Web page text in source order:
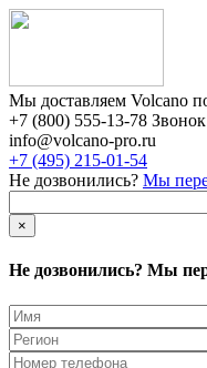
Мы доставляем Volcano
+7 (800) 555-13-78
info@volcano-pro.ru
+7 (495) 215-01-54
Не дозвонились? Мы
×
Не дозвонились? Мы